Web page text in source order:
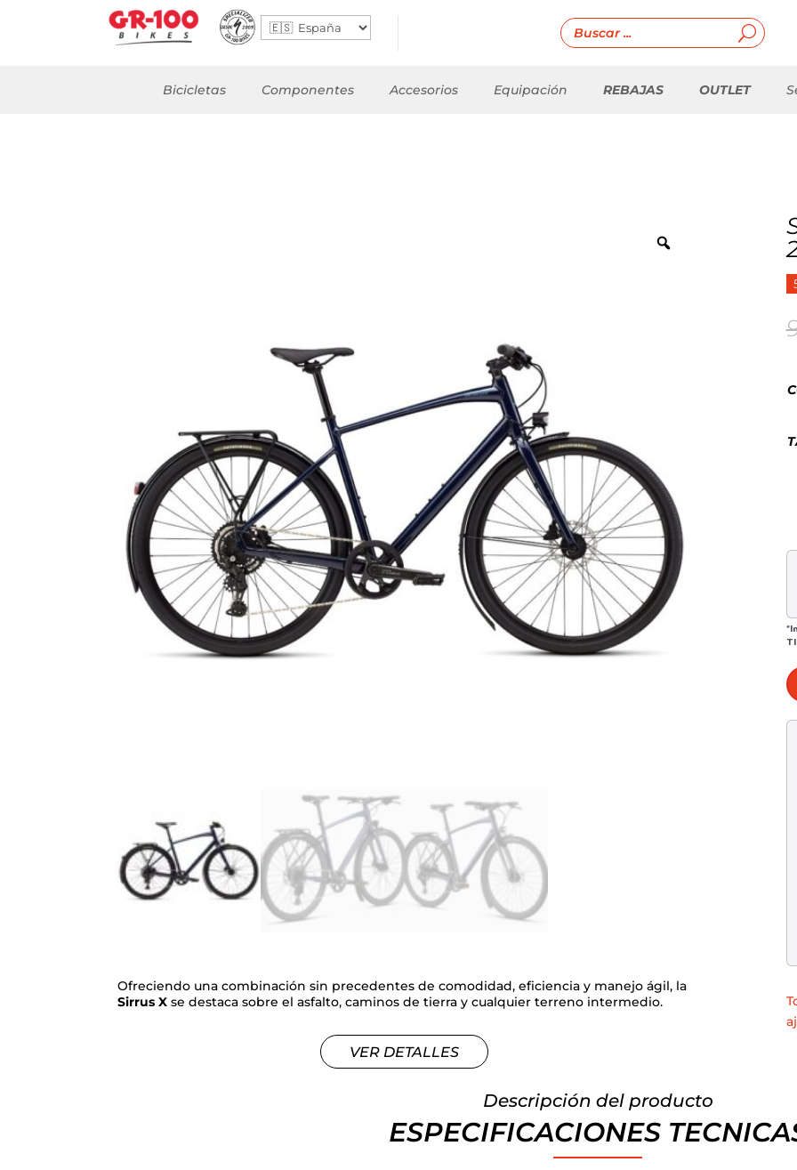
Bicicletas Componentes Accesorios Equipación REBAJAS OUTLET
Ofreciendo una combinación sin precedentes de comodidad, eficiencia y manejo ágil, la
Sirrus X se destaca sobre el asfalto, caminos de tierra y cualquier terreno intermedio.
VER DETALLES
Descripción del producto
ESPECIFICACIONES